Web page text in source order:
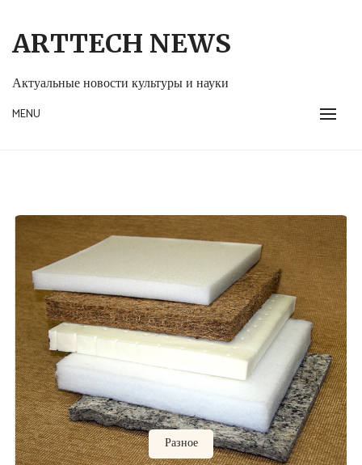
content
ARTTECH NEWS
Актуальные новости культуры и науки
MENU
Разное